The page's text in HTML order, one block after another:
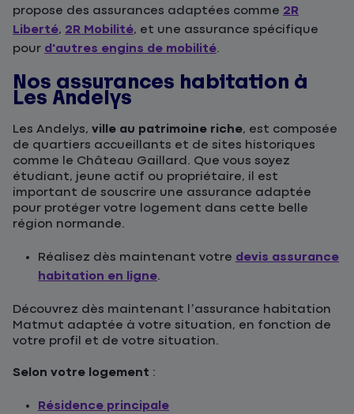
propose des assurances adaptées comme 2R
Liberté, 2R Mobilité, et une assurance spécifique
pour d'autres engins de mobilité.
Nos assurances habitation à
Les Andelys
Les Andelys, ville au patrimoine riche, est composée
de quartiers accueillants et de sites historiques
comme le Château Gaillard. Que vous soyez
étudiant, jeune actif ou propriétaire, il est
important de souscrire une assurance adaptée
pour protéger votre logement dans cette belle
région normande.
Réalisez dès maintenant votre devis assurance
habitation en ligne.
Découvrez dès maintenant l’assurance habitation
Matmut adaptée à votre situation, en fonction de
votre profil et de votre situation.
Selon votre logement :
Résidence principale